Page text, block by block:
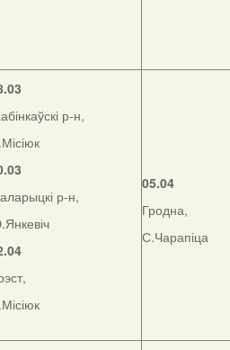
р-н,
р-н,
05.04
Гродна,
С.Чарапіца